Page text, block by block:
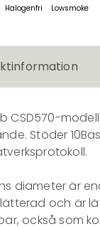
Halogenfri Lowsmoke
CSD570-
Stöder
diameter är
och är
också som